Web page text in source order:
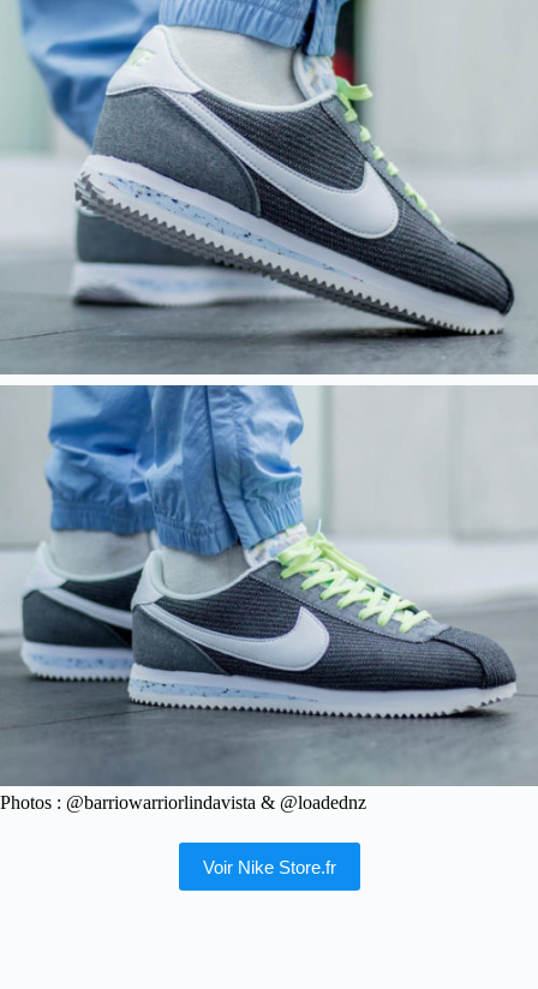
Photos : @barriowarriorlindavista & @loadednz
Voir Nike Store.fr